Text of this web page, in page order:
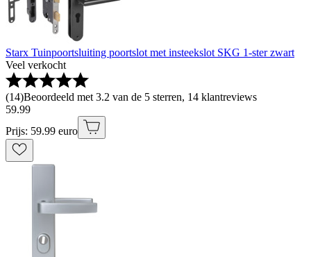
Starx Tuinpoortsluiting poortslot met insteekslot SKG 1-ster zwart
Veel verkocht
(14)Beoordeeld met 3.2 van de 5 sterren, 14 klantreviews
59.99
Prijs: 59.99 euro